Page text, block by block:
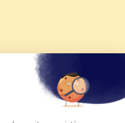
d'été 2026 de KTO
du pape Léon